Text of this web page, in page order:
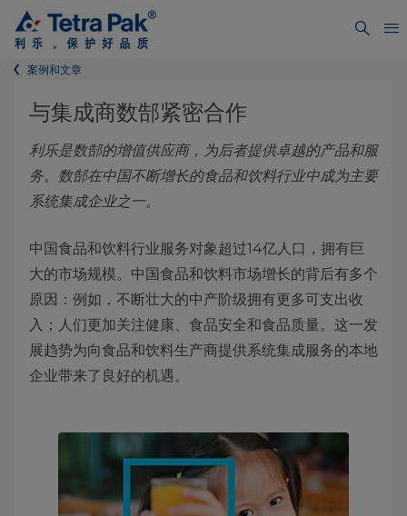
案例和文章
与集成商数郜紧密合作
利乐是数郜的增值供应商，为后者提供卓越的产品和服
务。数郜在中国不断增长的食品和饮料行业中成为主要
系统集成企业之一。
中国食品和饮料行业服务对象超过14亿人口，拥有巨
大的市场规模。中国食品和饮料市场增长的背后有多个
原因：例如，不断壮大的中产阶级拥有更多可支出收
入；人们更加关注健康、食品安全和食品质量。这一发
展趋势为向食品和饮料生产商提供系统集成服务的本地
企业带来了良好的机遇。